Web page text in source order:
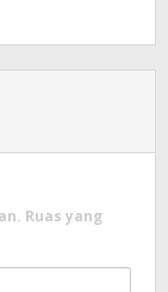
Ruas yang